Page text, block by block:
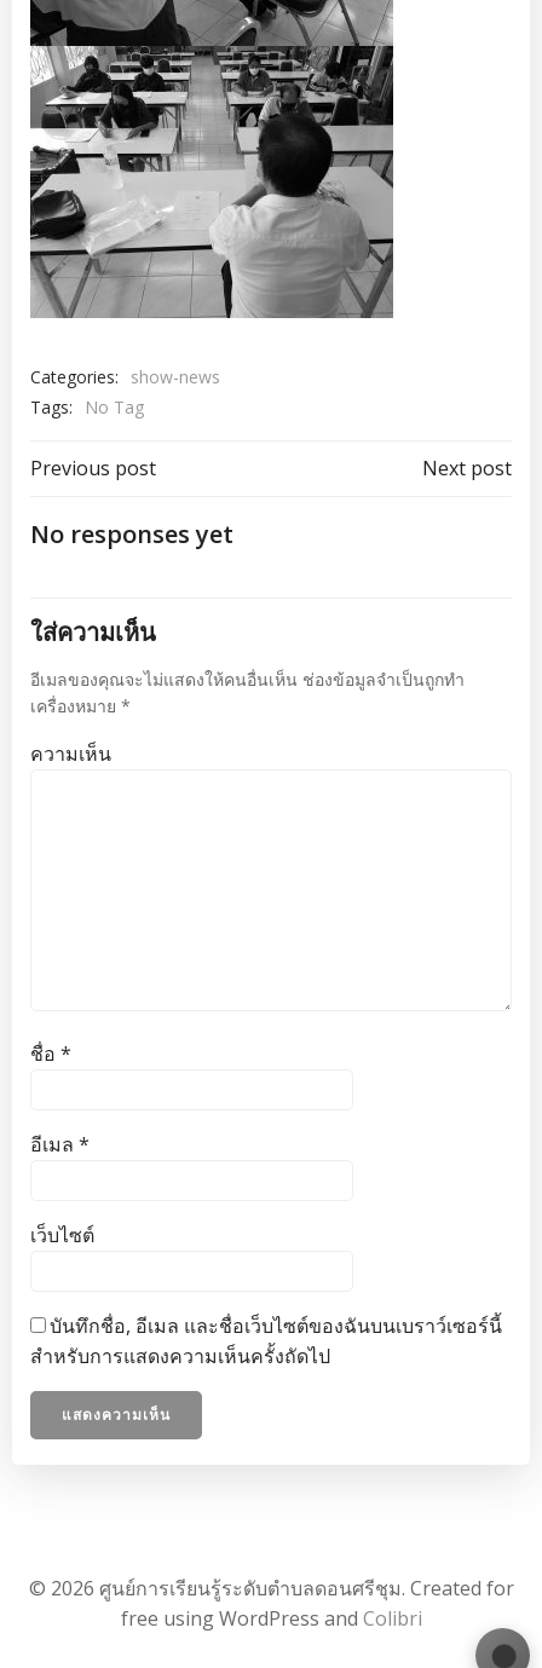
Categories:
show-news
Tags:
No Tag
เมนู
นำทาง
Previous post Next post
No responses yet
ใส่ความเห็น
อีเมลของคุณจะไม่แสดงให้คนอื่นเห็น ช่องข้อมูลจำเป็นถูกทำ
เครื่องหมาย *
ความเห็น
ชื่อ *
อีเมล *
เว็บไซต์
บันทึกชื่อ, อีเมล และชื่อเว็บไซต์ของฉันบนเบราว์เซอร์นี้
สำหรับการแสดงความเห็นครั้งถัดไป
© 2026 ศูนย์การเรียนรู้ระดับตำบลดอนศรีชุม. Created for
free using WordPress and Colibri